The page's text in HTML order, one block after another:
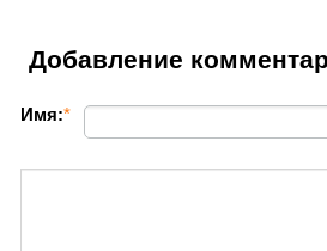
Добавление
Имя:*